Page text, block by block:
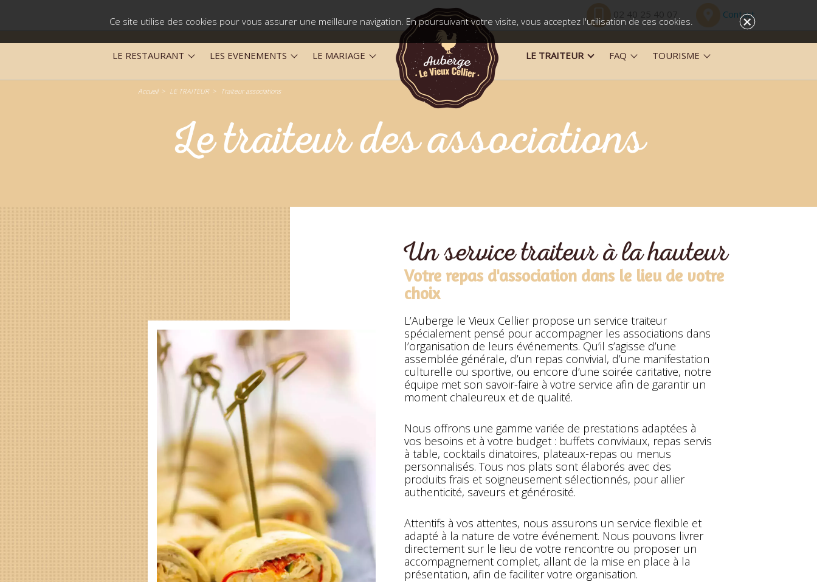
+
Ce site utilise des cookies pour vous assurer une meilleure navigation. En poursuivant votre visite, vous acceptez l'utilisation de ces cookies.
Contact
LE RESTAURANT LES EVENEMENTS LE MARIAGE LE TRAITEUR FAQ TOURISME
Accueil LE TRAITEUR Traiteur associations
Le traiteur des associations
Un service traiteur à la hauteur
Votre repas d'association dans le lieu de votre
choix
L’Auberge le Vieux Cellier propose un service traiteur
spécialement pensé pour accompagner les associations dans
l’organisation de leurs événements. Qu’il s’agisse d’une
assemblée générale, d’un repas convivial, d’une manifestation
culturelle ou sportive, ou encore d’une soirée caritative, notre
équipe met son savoir-faire à votre service afin de garantir un
moment chaleureux et de qualité.
Nous offrons une gamme variée de prestations adaptées à
vos besoins et à votre budget : buffets conviviaux, repas servis
à table, cocktails dinatoires, plateaux-repas ou menus
personnalisés. Tous nos plats sont élaborés avec des
produits frais et soigneusement sélectionnés, pour allier
authenticité, saveurs et générosité.
Attentifs à vos attentes, nous assurons un service flexible et
adapté à la nature de votre événement. Nous pouvons livrer
directement sur le lieu de votre rencontre ou proposer un
accompagnement complet, allant de la mise en place à la
présentation, afin de faciliter votre organisation.